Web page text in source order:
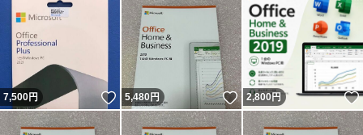
7,500円 いいね！
5,480円 いいね！
2,800円